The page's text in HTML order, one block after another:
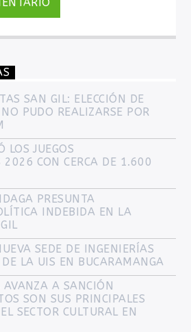
SAN GIL: ELECCIÓN DE
PUDO REALIZARSE POR
LOS JUEGOS
2026 CON CERCA DE 1.600
PRESUNTA
INDEBIDA EN LA
SEDE DE INGENIERÍAS
LA UIS EN BUCARAMANGA
AVANZA A SANCIÓN
SON SUS PRINCIPALES
SECTOR CULTURAL EN